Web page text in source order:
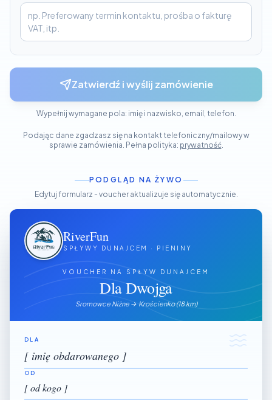
Zatwierdź i wyślij zamówienie
Wypełnij wymagane pola: imię i nazwisko, email, telefon.
Podając dane zgadzasz się na kontakt telefoniczny/mailowy w
sprawie zamówienia. Pełna polityka: prywatność.
PODGLĄD NA ŻYWO
Edytuj formularz - voucher aktualizuje się automatycznie.
RiverFun
SPŁYWY DUNAJCEM · PIENINY
VOUCHER NA SPŁYW DUNAJCEM
Dla Dwojga
Sromowce Niżne → Krościenko (18 km)
DLA
[ imię obdarowanego ]
OD
[ od kogo ]